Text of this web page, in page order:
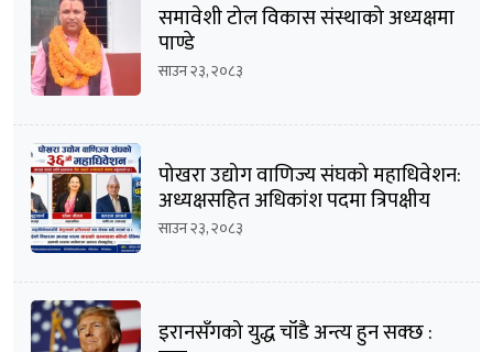
समावेशी टोल विकास संस्थाको अध्यक्षमा
पाण्डे
साउन २३, २०८३
पोखरा उद्योग वाणिज्य संघको महाधिवेशन:
अध्यक्षसहित अधिकांश पदमा त्रिपक्षीय
भिडन्तको सम्भावना
साउन २३, २०८३
इरानसँगको युद्ध चाँडै अन्त्य हुन सक्छ :